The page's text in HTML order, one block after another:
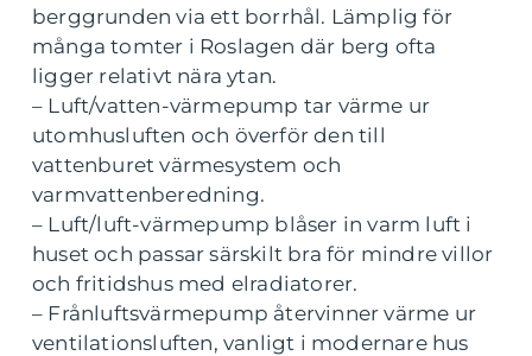
berggrunden via ett borrhål. Lämplig för
många tomter i Roslagen där berg ofta
ligger relativt nära ytan.
– Luft/vatten-värmepump tar värme ur
utomhusluften och överför den till
vattenburet värmesystem och
varmvattenberedning.
– Luft/luft-värmepump blåser in varm luft i
huset och passar särskilt bra för mindre villor
och fritidshus med elradiatorer.
– Frånluftsvärmepump återvinner värme ur
ventilationsluften, vanligt i modernare hus